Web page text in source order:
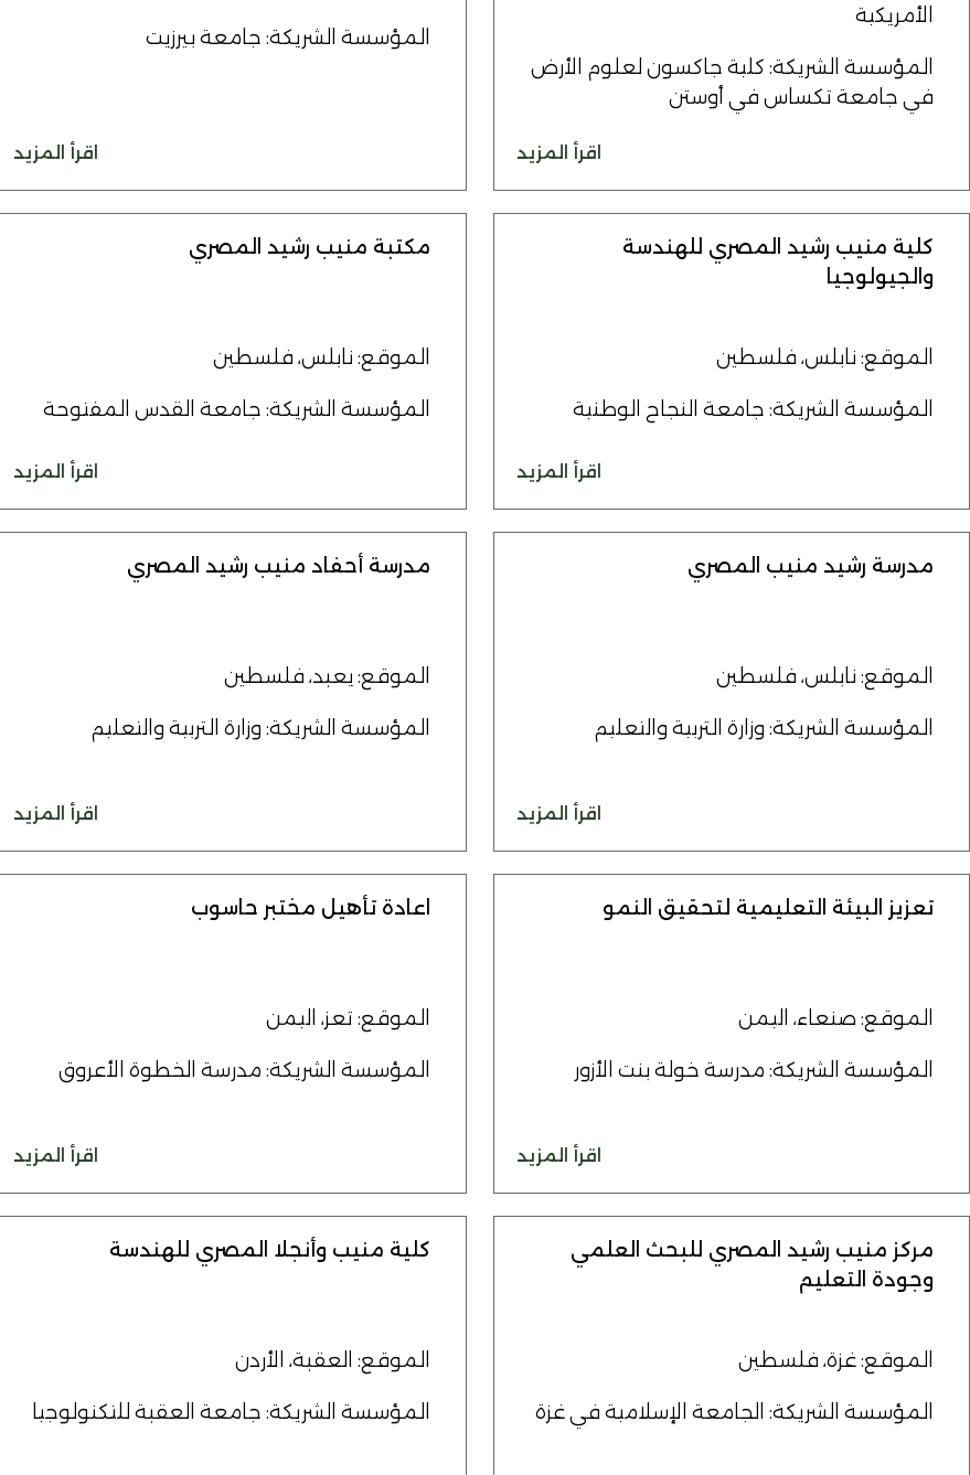
الأمريكية
المؤسسة الشريكة: كلية جاكسون لعلوم الأرض
في جامعة تكساس في أوستن
اقرأ المزيد
المؤسسة الشريكة: جامعة بيرزيت
اقرأ المزيد
كلية منيب رشيد المصري للهندسة
والجيولوجيا
الموقع: نابلس، فلسطين
المؤسسة الشريكة: جامعة النجاح الوطنية
اقرأ المزيد
مكتبة منيب رشيد المصري
الموقع: نابلس، فلسطين
المؤسسة الشريكة: جامعة القدس المفتوحة
اقرأ المزيد
مدرسة رشيد منيب المصري
الموقع: نابلس، فلسطين
المؤسسة الشريكة: وزارة التربية والتعليم
اقرأ المزيد
مدرسة أحفاد منيب رشيد المصري
الموقع: يعبد، فلسطين
المؤسسة الشريكة: وزارة التربية والتعليم
اقرأ المزيد
تعزيز البيئة التعليمية لتحقيق النمو
الموقع: صنعاء، اليمن
المؤسسة الشريكة: مدرسة خولة بنت الأزور
اقرأ المزيد
اعادة تأهيل مختبر حاسوب
الموقع: تعز، اليمن
المؤسسة الشريكة: مدرسة الخطوة الأعروق
اقرأ المزيد
مركز منيب رشيد المصري للبحث العلمي
وجودة التعليم
الموقع: غزة، فلسطين
المؤسسة الشريكة: الجامعة الإسلامية في غزة
كلية منيب وأنجلا المصري للهندسة
الموقع: العقبة، الأردن
المؤسسة الشريكة: جامعة العقبة للتكنولوجيا